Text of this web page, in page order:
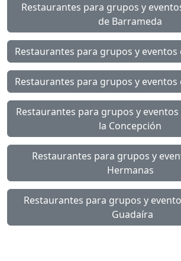
Restaurantes para grupos y
de Barrameda
Restaurantes para grupos y eventos
Restaurantes para grupos y eventos
Restaurantes para grupos y eventos
la Concepción
Restaurantes para grupos y
Hermanas
Restaurantes para grupos y
Guadaíra